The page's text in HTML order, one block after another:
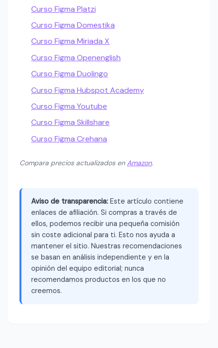
Curso Figma Platzi
Curso Figma Domestika
Curso Figma Miriada X
Curso Figma Openenglish
Curso Figma Duolingo
Curso Figma Hubspot Academy
Curso Figma Youtube
Curso Figma Skillshare
Curso Figma Crehana
Compara precios actualizados enAmazon.
Aviso de transparencia: Este artículo contiene
enlaces de afiliación. Si compras a través de
ellos, podemos recibir una pequeña comisión
sin coste adicional para ti. Esto nos ayuda a
mantener el sitio. Nuestras recomendaciones
se basan en análisis independiente y en la
opinión del equipo editorial; nunca
recomendamos productos en los que no
creemos.